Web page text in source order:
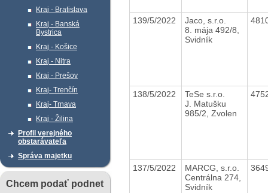
Kraj - Bratislava
Kraj - Banská
Bystrica
Kraj - Košice
Kraj - Nitra
Kraj - Prešov
Kraj- Trenčín
Kraj- Trnava
Kraj - Žilina
Profil verejného
obstarávateľa
Správa majetku
Chcem podať podnet
139/5/2022
Jaco, s.r.o.
8. mája 492/8,
Svidník
138/5/2022
TeSe s.r.o.
J. Matušku
985/2, Zvolen
137/5/2022
MARCG, s.r.o.
Centrálna 274,
Svidník